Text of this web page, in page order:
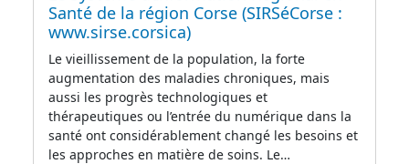
Santé de la région Corse (SIRSéCorse :
www.sirse.corsica)
Le vieillissement de la population, la forte
augmentation des maladies chroniques, mais
aussi les progrès technologiques et
thérapeutiques ou l’entrée du numérique dans la
santé ont considérablement changé les besoins et
les approches en matière de soins. Le…